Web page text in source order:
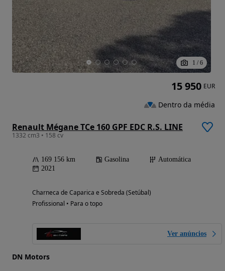
1 / 6
Renault Mégane TCe 160 GPF EDC R.S. LINE
1332 cm3 • 158 cv
169 156 km Gasolina
Automática
2021
Charneca de Caparica e Sobreda (Setúbal)
Profissional • Para o topo
Ver anúncios
DN Motors
15 950 EUR
Dentro da média